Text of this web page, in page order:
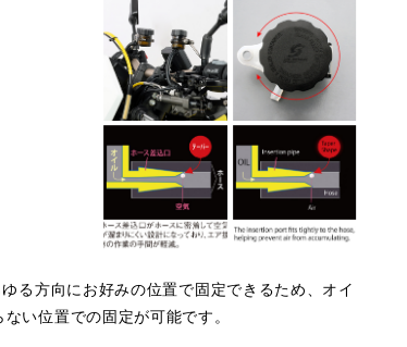
る方向にお好みの位置で固定できるため、オイ
い位置での固定が可能です。